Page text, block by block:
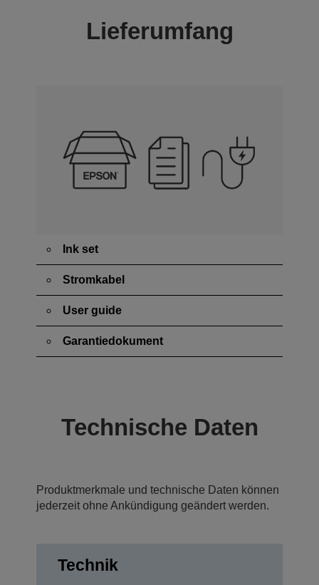
Lieferumfang
Ink set
Stromkabel
User guide
Garantiedokument
Technische Daten
Produktmerkmale und technische Daten können
jederzeit ohne Ankündigung geändert werden.
Technik